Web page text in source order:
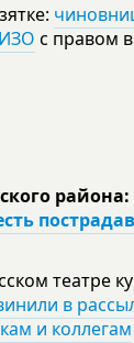
с правом
района:
театре
в
и коллегам